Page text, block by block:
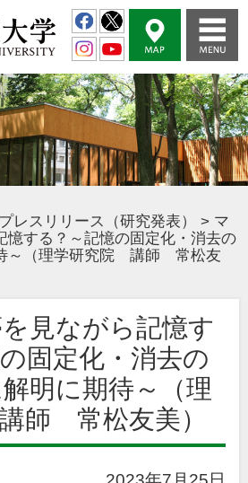
プレスリリース（研究発表） > マ
憶する？～記憶の固定化・消去の
～（理学研究院 講師 常松友
見ながら記憶す
固定化・消去の
明に期待～（理
師 常松友美）